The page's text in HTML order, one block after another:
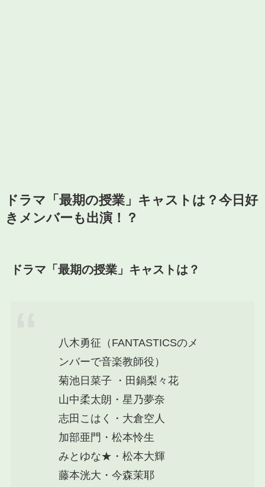
ドラマ「最期の授業」キャストは？今日好
きメンバーも出演！？
ドラマ「最期の授業」キャストは？
八木勇征（FANTASTICSのメ
ンバーで音楽教師役）
菊池日菜子 ・田鍋梨々花
山中柔太朗・星乃夢奈
志田こはく・大倉空人
加部亜門・松本怜生
みとゆな★・松本大輝
藤本洸大・今森茉耶